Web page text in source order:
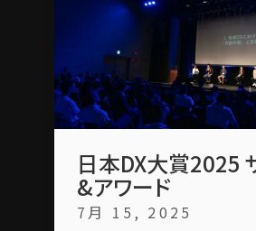
日本DX大賞2025
&アワード
7月 15, 2025